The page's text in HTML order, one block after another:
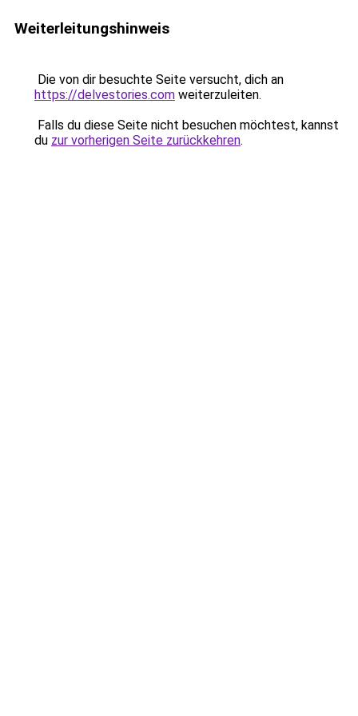
Weiterleitungshinweis
Die von dir besuchte Seite versucht, dich an
https://delvestories.com weiterzuleiten.
Falls du diese Seite nicht besuchen möchtest, kannst
du zur vorherigen Seite zurückkehren.